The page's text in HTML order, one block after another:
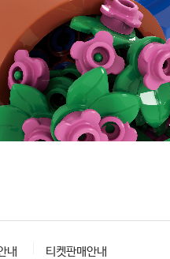
내 티켓판매안내